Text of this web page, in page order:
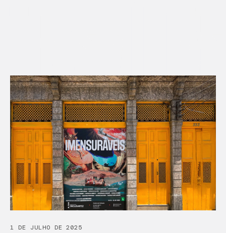
MÍDIAS
1 DE JULHO DE 2025